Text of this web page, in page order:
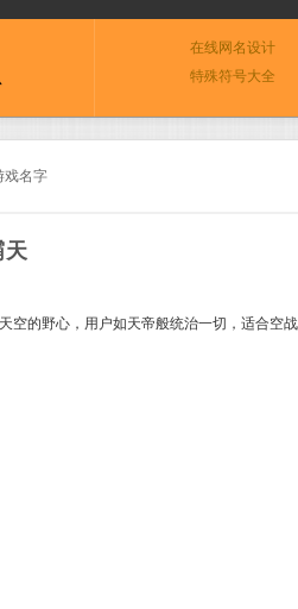
在线网名设计
特殊符号大全
戏名字
空的野心，用户如天帝般统治一切，适合空